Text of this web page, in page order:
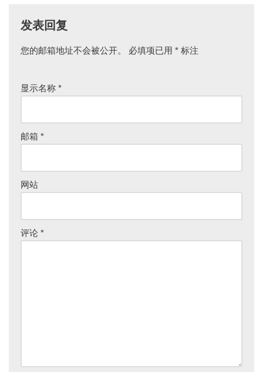
发表回复
您的邮箱地址不会被公开。 必填项已用 * 标注
显示名称 *
邮箱 *
网站
评论 *
A
r
a
ti